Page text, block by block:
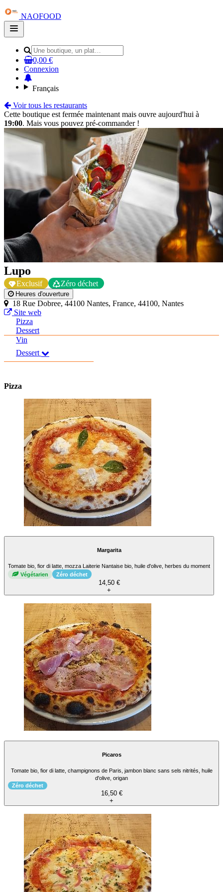
NAOFOOD
Open
main
0,00 €
Connexion
Français
Voir tous les restaurants
Cette boutique est fermée maintenant mais ouvre aujourd'hui à
19:00. Mais vous pouvez pré-commander !
Lupo
Exclusif Zéro déchet
Heures d'ouverture
18 Rue Dobree, 44100 Nantes, France, 44100, Nantes
Site web
Pizza
Dessert
Vin
Dessert
Pizza
Margarita
Tomate bio, fior di latte, mozza Laiterie Nantaise bio, huile d'olive, herbes du moment
Végétarien
Zéro déchet
14,50 €
+
Picaros
Tomate bio, fior di latte, champignons de Paris, jambon blanc sans sels nitrités, huile
d'olive, origan
Zéro déchet
16,50 €
+